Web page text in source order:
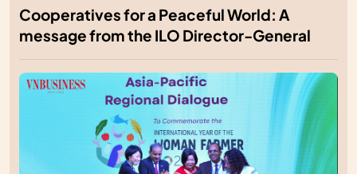
Cooperatives for a Peaceful World: A
message from the ILO Director-General